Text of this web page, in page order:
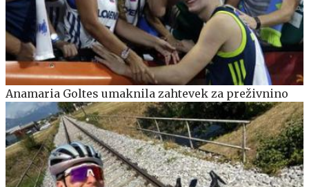
Anamaria Goltes umaknila zahtevek za preživnino